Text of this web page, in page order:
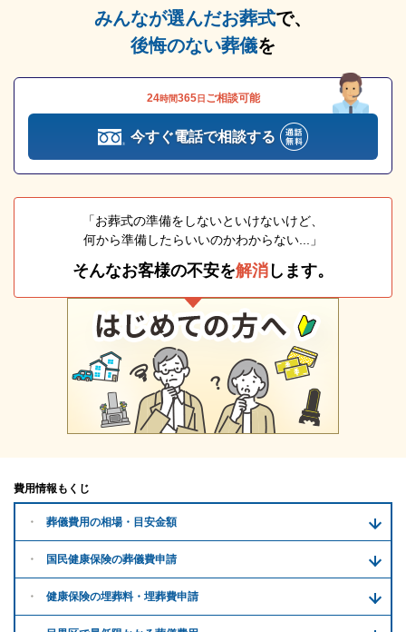
みんなが選んだお葬式で、
後悔のない葬儀を
24時間365日 ご相談可能
今すぐ電話で相談する
「お葬式の準備をしないといけないけど、
何から準備したらいいのかわからない...」
そんなお客様の不安を解消 します。
費用情報もくじ
葬儀費用の相場・目安金額
国民健康保険の葬儀費申請
健康保険の埋葬料・ 埋葬費申請